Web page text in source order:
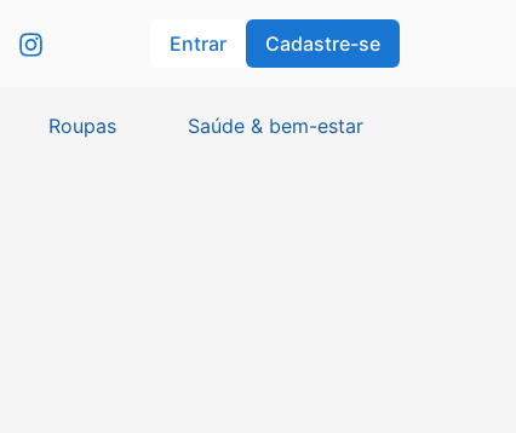
Entrar Cadastre-se
Roupas Saúde & bem-estar